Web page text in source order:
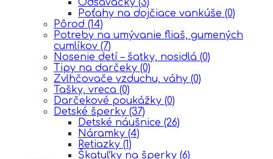
Poťahy na dojčiace vankúše (0)
Pôrod (14)
Potreby na umývanie fliaš, gumených
cumlíkov (7)
Nosenie detí – šatky, nosidlá (0)
Tipy na darčeky (0)
Zvlhčovače vzduchu, váhy (0)
Tašky, vreca (0)
Darčekové poukážky (0)
Detské šperky (37)
Detské náušnice (26)
Náramky (4)
Retiazky (1)
Škatuľky na šperky (6)